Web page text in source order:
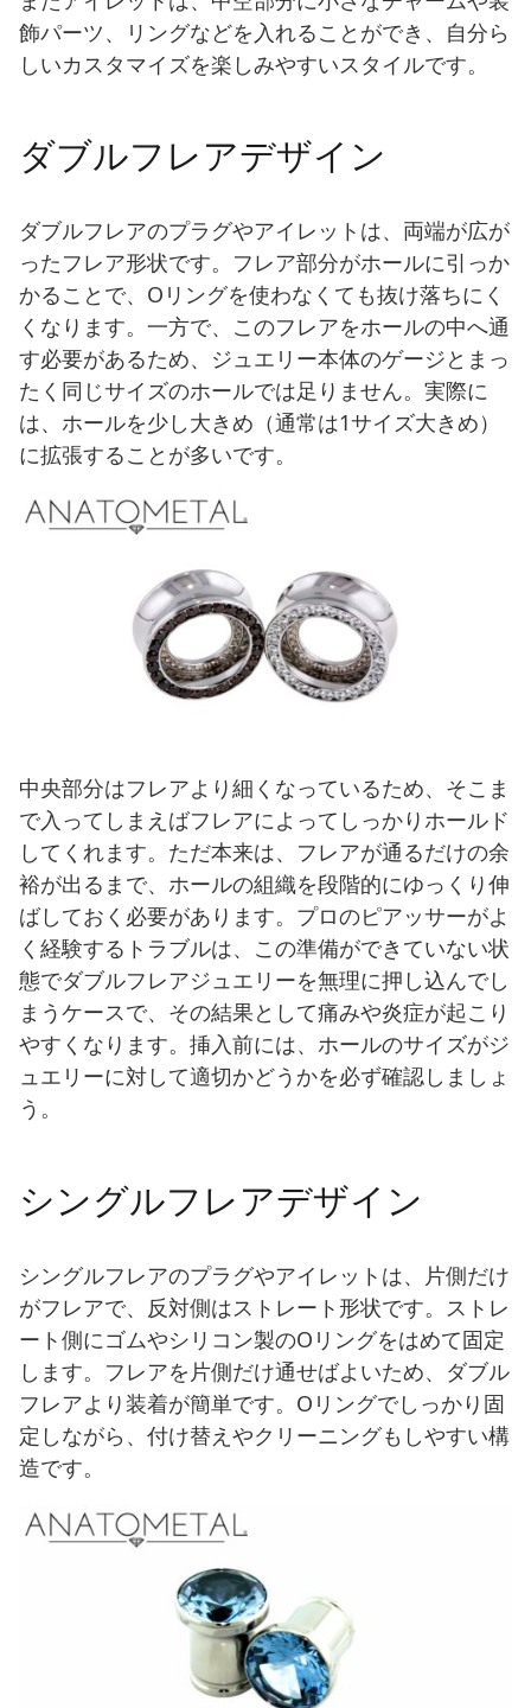
飾パーツ、リングなどを入れることができ、自分ら
しいカスタマイズを楽しみやすいスタイルです。
ダブルフレアデザイン
ダブルフレアのプラグやアイレットは、両端が広が
ったフレア形状です。フレア部分がホールに引っか
かることで、Oリングを使わなくても抜け落ちにく
くなります。一方で、このフレアをホールの中へ通
す必要があるため、ジュエリー本体のゲージとまっ
たく同じサイズのホールでは足りません。実際に
は、ホールを少し大きめ（通常は1サイズ大きめ）
に拡張することが多いです。
中央部分はフレアより細くなっているため、そこま
で入ってしまえばフレアによってしっかりホールド
してくれます。ただ本来は、フレアが通るだけの余
裕が出るまで、ホールの組織を段階的にゆっくり伸
ばしておく必要があります。プロのピアッサーがよ
く経験するトラブルは、この準備ができていない状
態でダブルフレアジュエリーを無理に押し込んでし
まうケースで、その結果として痛みや炎症が起こり
やすくなります。挿入前には、ホールのサイズがジ
ュエリーに対して適切かどうかを必ず確認しましょ
う。
シングルフレアデザイン
シングルフレアのプラグやアイレットは、片側だけ
がフレアで、反対側はストレート形状です。ストレ
ート側にゴムやシリコン製のOリングをはめて固定
します。フレアを片側だけ通せばよいため、ダブル
フレアより装着が簡単です。Oリングでしっかり固
定しながら、付け替えやクリーニングもしやすい構
造です。